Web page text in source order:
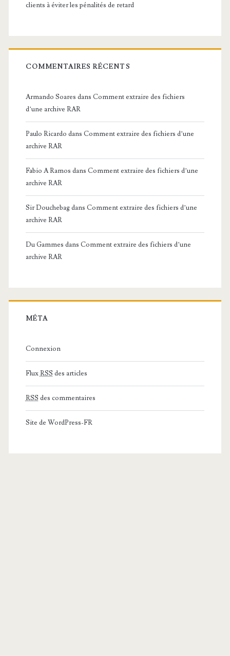
clients à éviter les pénalités de retard
COMMENTAIRES RÉCENTS
Armando Soares dans Comment extraire des fichiers
d’une archive RAR
Paulo Ricardo dans Comment extraire des fichiers d’une
archive RAR
Fabio A Ramos dans Comment extraire des fichiers d’une
archive RAR
Sir Douchebagdans Comment extraire des fichiers d’une
archive RAR
Du Gammes dans Comment extraire des fichiers d’une
archive RAR
MÉTA
Connexion
FluxRSS des articles
RSS des commentaires
Site de WordPress-FR